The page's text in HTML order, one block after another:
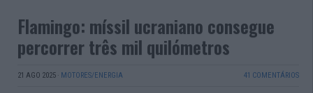
Flamingo: míssil ucraniano consegue
percorrer três mil quilómetros
21 AGO 2025 · MOTORES/ENERGIA 41 COMENTÁRIOS